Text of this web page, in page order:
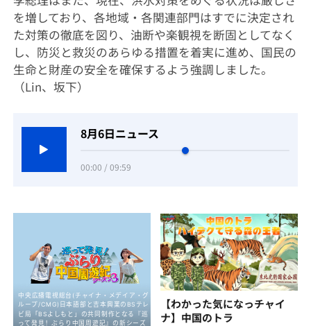
を増しており、各地域・各関連部門はすでに決定され
た対策の徹底を図り、油断や楽観視を断固としてなく
し、防災と救災のあらゆる措置を着実に進め、国民の
生命と財産の安全を確保するよう強調しました。
（Lin、坂下）
8月6日ニュース
00:00 / 09:59
【わかった気になっチャイ
ナ】中国のトラ